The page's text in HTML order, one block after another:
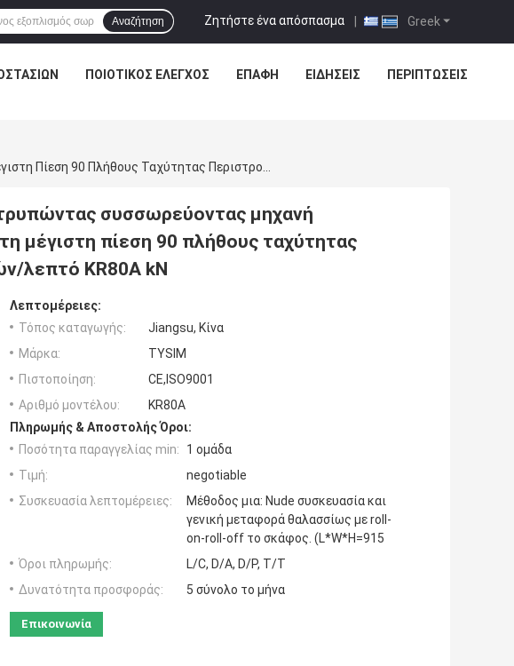
Greek
Ζητήστε ένα απόσπασμα |
Αναζήτηση
ΠΟΙΟΤΙΚΌΣ ΈΛΕΓΧΟΣ ΕΠΑΦΉ ΕΙΔΗΣΕΙΣ ΠΕΡΙΠΤΏΣΕΙΣ
συσσωρεύοντας μηχανή
μέγιστη πίεση 90 πλήθους ταχύτητας
λεπτό KR80A kN
Λεπτομέρειες:
Τόπος καταγωγής:
Jiangsu, Κίνα
Μάρκα:
TYSIM
Πιστοποίηση:
CE,ISO9001
Αριθμό μοντέλου:
KR80A
Πληρωμής & Αποστολής Όροι:
Ποσότητα παραγγελίας min:
1 ομάδα
Τιμή:
negotiable
Συσκευασία λεπτομέρειες:
Μέθοδος μια: Nude συσκευασία και
γενική μεταφορά θαλασσίως με roll-
on-roll-off το σκάφος. (L*W*H=915
Όροι πληρωμής:
L/C, D/A, D/P, T/T
Δυνατότητα προσφοράς:
5 σύνολο το μήνα
Επικοινωνία